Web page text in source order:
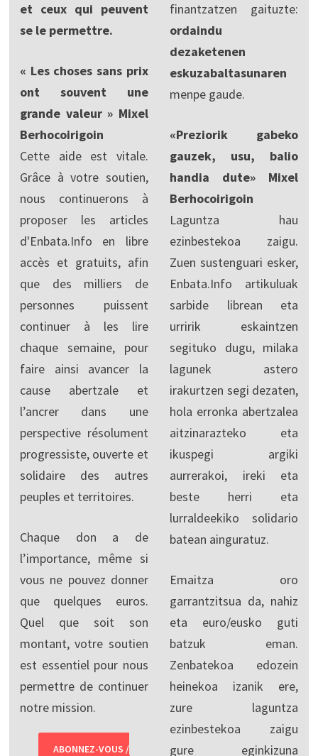
et ceux qui peuvent
se le permettre.
« Les choses sans prix
ont souvent une
grande valeur » Mixel
Berhocoirigoin
Cette aide est vitale.
Grâce à votre soutien,
nous continuerons à
proposer les articles
d'Enbata.Info en libre
accès et gratuits, afin
que des milliers de
personnes puissent
continuer à les lire
chaque semaine, pour
faire ainsi avancer la
cause abertzale et
l’ancrer dans une
perspective résolument
progressiste, ouverte et
solidaire des autres
peuples et territoires.
Chaque don a de
l’importance, même si
vous ne pouvez donner
que quelques euros.
Quel que soit son
montant, votre soutien
est essentiel pour nous
permettre de continuer
notre mission.
ABONNEZ-VOUS /
finantzatzen gaituzte:
ordaindu
dezaketenen
eskuzabaltasunaren
menpe gaude.
«Preziorik gabeko
gauzek, usu, balio
handia dute» Mixel
Berhocoirigoin
Laguntza hau
ezinbestekoa zaigu.
Zuen sustenguari esker,
Enbata.Info artikuluak
sarbide librean eta
urririk eskaintzen
segituko dugu, milaka
lagunek astero
irakurtzen segi dezaten,
hola erronka abertzalea
aitzinarazteko eta
ikuspegi argiki
aurrerakoi, ireki eta
beste herri eta
lurraldeekiko solidario
batean ainguratuz.
Emaitza oro
garrantzitsua da, nahiz
eta euro/eusko guti
batzuk eman.
Zenbatekoa edozein
heinekoa izanik ere,
zure laguntza
ezinbestekoa zaigu
gure eginkizuna